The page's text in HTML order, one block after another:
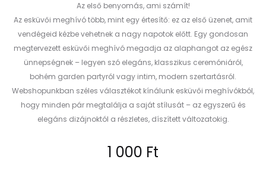
Az első benyomás, ami számít!
Az esküvői meghívó több, mint egy értesítő: ez az első üzenet, amit
vendégeid kézbe vehetnek a nagy napotok előtt. Egy gondosan
megtervezett esküvői meghívó megadja az alaphangot az egész
ünnepségnek – legyen szó elegáns, klasszikus ceremóniáról,
bohém garden partyról vagy intim, modern szertartásról.
Webshopunkban széles választékot kínálunk esküvői meghívókból,
hogy minden pár megtalálja a saját stílusát – az egyszerű és
elegáns dizájnoktól a részletes, díszített változatokig.
1 000 Ft